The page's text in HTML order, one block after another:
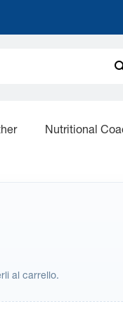
Nutritional
al carrello.